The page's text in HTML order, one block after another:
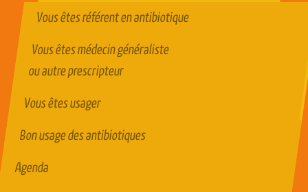
Vous êtes référent en antibiotique
Vous êtes médecin généraliste
ou autre prescripteur
Vous êtes usager
Bon usage des antibiotiques
Agenda